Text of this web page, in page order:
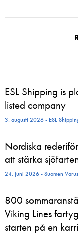
ESL Shipping is
listed company
3. augusti 2026 - ESL
Nordiska
att stärka
24. juni 2026 - Suomen
800
Viking Lines
starten på en